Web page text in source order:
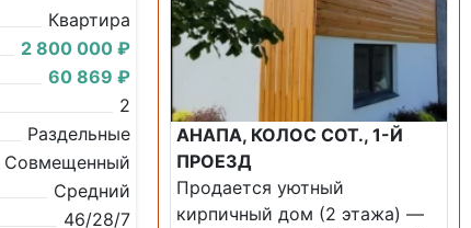
Квартира
2 800 000 ₽
60 869 ₽
2
Раздельные
Совмещенный
Средний
46/28/7
АНАПА, КОЛОС СОТ., 1-Й
ПРОЕЗД
Продается уютный
кирпичный дом (2 этажа) —